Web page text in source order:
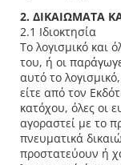
2. ΔΙΚΑΙΩΜΑΤΑ
2.1 Ιδιοκτησία
Το λογισμικό και
του, ή οι
αυτό το
είτε από τον
κατόχου, όλες οι
αγοραστεί με το
πνευματικά
προστατεύουν ή